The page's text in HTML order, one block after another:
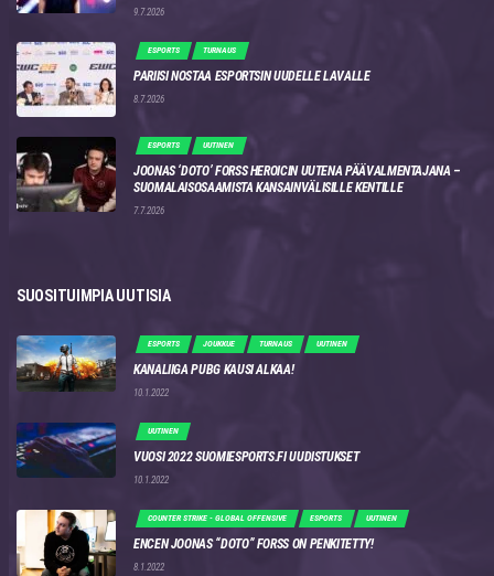
9.7.2026
ESPORTS TURNAUS
PARIISI NOSTAA ESPORTSIN UUDELLE LAVALLE
8.7.2026
ESPORTS UUTINEN
JOONAS ‘DOTO’ FORSS HEROICIN UUTENA PÄÄVALMENTAJANA –
SUOMALAISOSAAMISTA KANSAINVÄLISILLE KENTILLE
7.7.2026
SUOSITUIMPIA UUTISIA
ESPORTS JOUKKUE TURNAUS UUTINEN
KANALIIGA PUBG KAUSI ALKAA!
10.1.2022
UUTINEN
VUOSI 2022 SUOMIESPORTS.FI UUDISTUKSET
10.1.2022
COUNTER STRIKE - GLOBAL OFFENSIVE ESPORTS UUTINEN
ENCEN JOONAS “DOTO” FORSS ON PENKITETTY!
8.1.2022